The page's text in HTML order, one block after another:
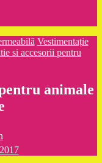
Vestimentație
si accesorii pentru
animale